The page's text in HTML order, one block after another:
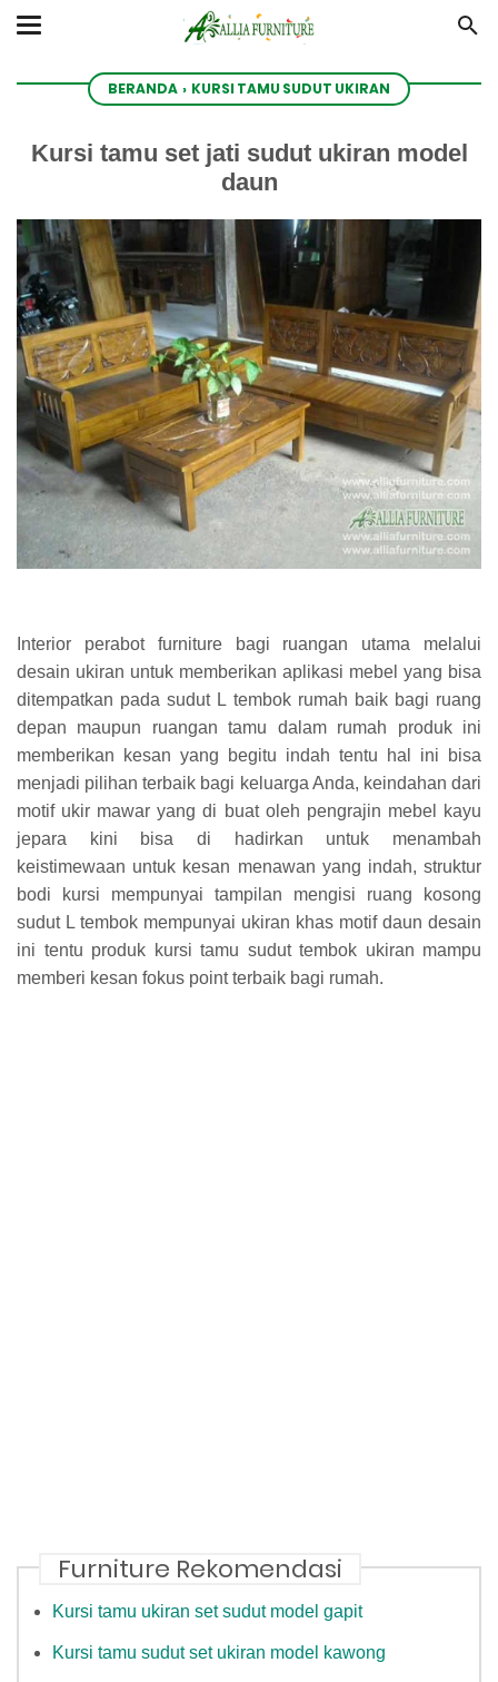
BERANDA › KURSI TAMU SUDUT UKIRAN
Kursi tamu set jati sudut ukiran model
daun
Interior perabot furniture bagi ruangan utama melalui
desain ukiran untuk memberikan aplikasi mebel yang bisa
ditempatkan pada sudut L tembok rumah baik bagi ruang
depan maupun ruangan tamu dalam rumah produk ini
memberikan kesan yang begitu indah tentu hal ini bisa
menjadi pilihan terbaik bagi keluarga Anda, keindahan dari
motif ukir mawar yang di buat oleh pengrajin mebel kayu
jepara kini bisa di hadirkan untuk menambah
keistimewaan untuk kesan menawan yang indah, struktur
bodi kursi mempunyai tampilan mengisi ruang kosong
sudut L tembok mempunyai ukiran khas motif daun desain
ini tentu produk kursi tamu sudut tembok ukiran mampu
memberi kesan fokus point terbaik bagi rumah.
Furniture Rekomendasi
Kursi tamu ukiran set sudut model gapit
Kursi tamu sudut set ukiran model kawong